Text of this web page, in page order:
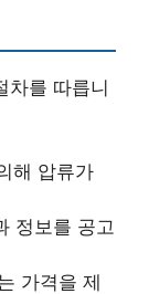
차를 따릅니
해 압류가
정보를 공고
가격을 제